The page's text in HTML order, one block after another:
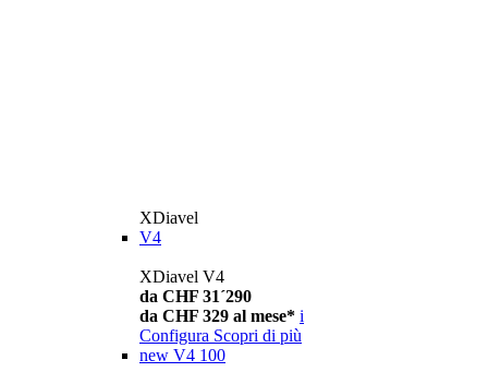
XDiavel
V4
XDiavel V4
da CHF 31´290
da CHF 329 al mese* i
Configura Scopri di più
new V4 100